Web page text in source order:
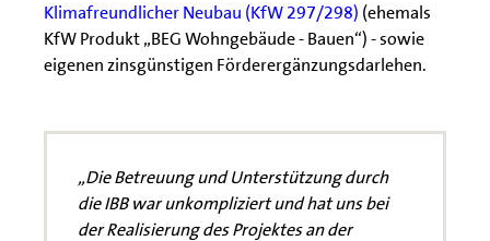
Klimafreundlicher Neubau (KfW 297/298) (ehemals
KfW Produkt „BEG Wohngebäude - Bauen“) - sowie
eigenen zinsgünstigen Förderergänzungsdarlehen.
„Die Betreuung und Unterstützung durch
die IBB war unkompliziert und hat uns bei
der Realisierung des Projektes an der